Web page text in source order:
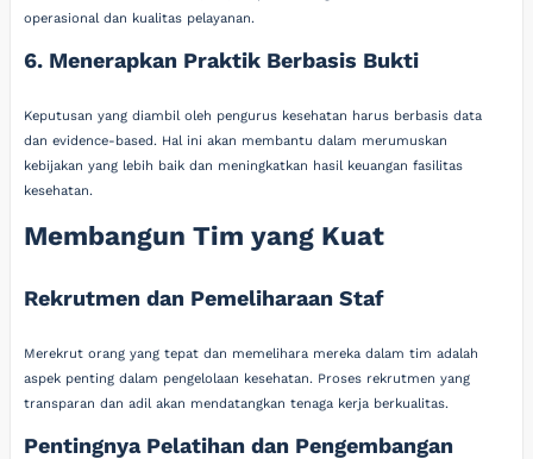
operasional dan kualitas pelayanan.
6. Menerapkan Praktik Berbasis Bukti
Keputusan yang diambil oleh pengurus kesehatan harus berbasis data
dan evidence-based. Hal ini akan membantu dalam merumuskan
kebijakan yang lebih baik dan meningkatkan hasil keuangan fasilitas
kesehatan.
Membangun Tim yang Kuat
Rekrutmen dan Pemeliharaan Staf
Merekrut orang yang tepat dan memelihara mereka dalam tim adalah
aspek penting dalam pengelolaan kesehatan. Proses rekrutmen yang
transparan dan adil akan mendatangkan tenaga kerja berkualitas.
Pentingnya Pelatihan dan Pengembangan